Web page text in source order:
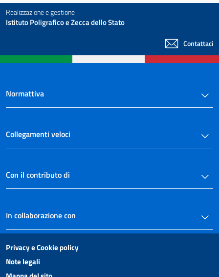
Realizzazione e gestione
Istituto Poligrafico e Zecca dello Stato
Contattaci
Normattiva
Collegamenti veloci
Con il contributo di
In collaborazione con
Privacy e Cookie policy
Note legali